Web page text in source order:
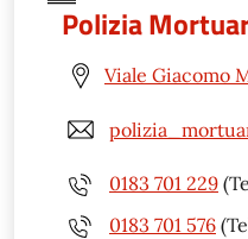
Polizia
Viale Giacomo
0183 701 229
0183 701 576